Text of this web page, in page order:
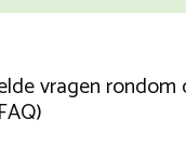
vragen rondom